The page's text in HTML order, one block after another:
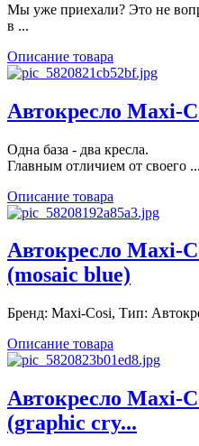
Мы уже приехали? Это не
в ...
Описание товара
Автокресло Maxi-
Одна база - два кресла.
Главным отличием от своего ...
Описание товара
Автокресло Maxi-
(mosaic blue)
Бренд: Maxi-Cosi, Тип:
Описание товара
Автокресло Maxi-
(graphic cry...